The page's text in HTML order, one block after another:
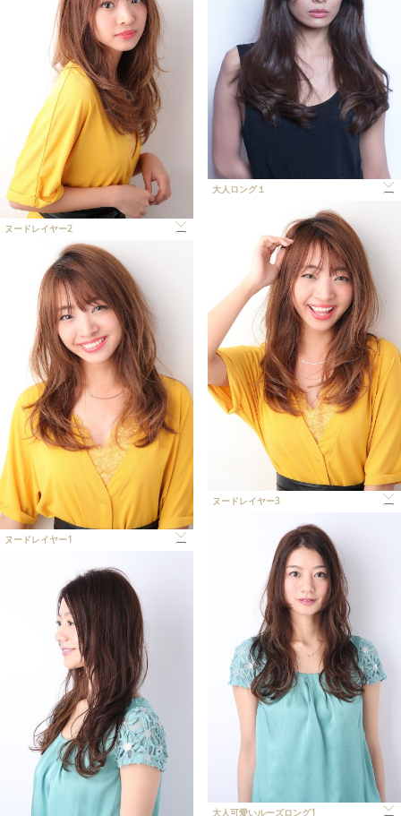
大人ロング１
ヌードレイヤー2
ヌードレイヤー3
ヌードレイヤー1
大人可愛いルーズロング1